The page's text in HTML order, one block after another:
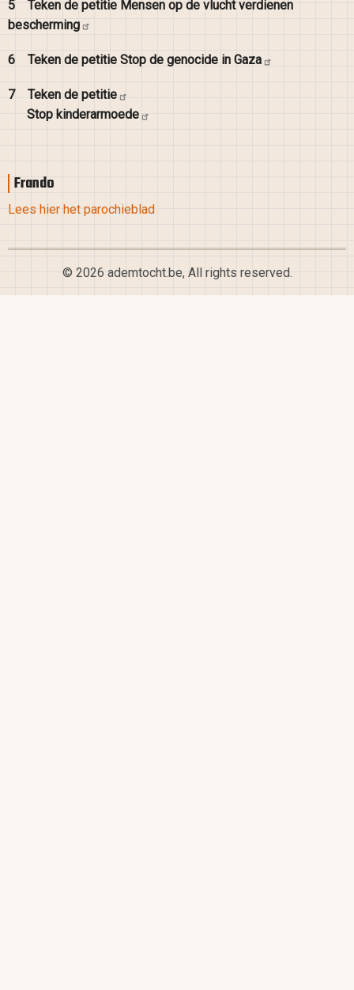
5 Teken de petitie Mensen op de vlucht verdienen
bescherming
6 Teken de petitie Stop de genocide in Gaza
7 Teken de petitie
Stop kinderarmoede
Frando
Lees hier het parochieblad
© 2026 ademtocht.be, All rights reserved.